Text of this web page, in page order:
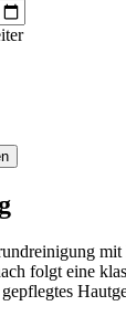
folgt eine